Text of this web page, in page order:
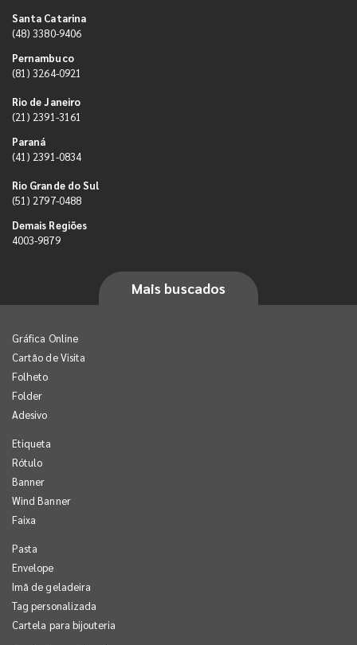
Santa Catarina
(48) 3380-9406
Pernambuco
(81) 3264-0921
Rio de Janeiro
(21) 2391-3161
Paraná
(41) 2391-0834
Rio Grande do Sul
(51) 2797-0488
Demais Regiões
4003-9879
Mais buscados
Gráfica Online
Cartão de Visita
Folheto
Folder
Adesivo
Etiqueta
Rótulo
Banner
Wind Banner
Faixa
Pasta
Envelope
Imã de geladeira
Tag personalizada
Cartela para bijouteria